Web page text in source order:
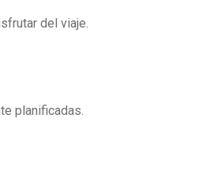
del viaje.
planificadas.